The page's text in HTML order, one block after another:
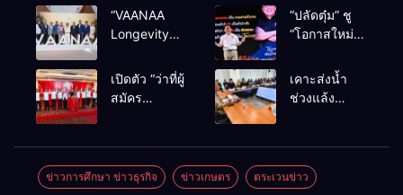
“VAANAA
Longevity
ศูนย์สุขภาพ
ไฮเอนต์ใหญ่
“ปลัดตุ๋ม” ชู
“โอกาสใหม่”
สู่ทางออก
ประเทศ ไม่ใช่
เปิดตัว “ว่าที่ผู้
สมัคร
เขตครบ ย้ำจะ
เคาะส่งน้ำ
ช่วงแล้ง
ลบ.ม. ให้
ข่าวการศึกษา ข่าวธุรกิจ ข่าวเกษตร ตระเวนข่าว